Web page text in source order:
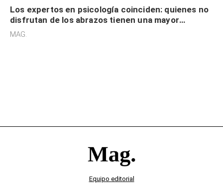
Los expertos en psicología coinciden: quienes no
disfrutan de los abrazos tienen una mayor
sensibilidad a los estímulos físicos y no es por
MAG.
Equipo editorial